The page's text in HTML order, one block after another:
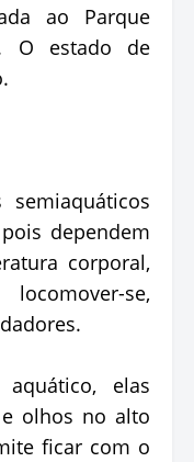
ao Parque
O estado de
dependem
corporal,
se,
elas
olhos no alto
ficar com o